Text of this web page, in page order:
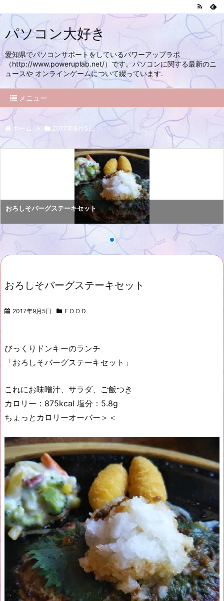
パソコン大好き
愛知県でパソコンサポートをしているパワーアップラボ
（http://www.poweruplab.net/）です。パソコンに関する最新のニ
ュースや オンラインゲームについて綴っています.
メニュー
ホーム > 2017年9月5日
おろしそバーグステーキセット
おろしそバーグステーキセット
2017年9月5日 F O O D
びっくりドンキーのランチ
「おろしそバーグステーキセット」
これにお味噌汁、サラダ、ご飯つき
カロリー：875kcal 塩分：5.8g
ちょっとカロリーオーバー＞＜